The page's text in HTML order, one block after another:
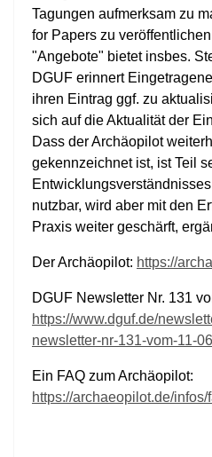
Tagungen aufmerksam zu
for Papers zu
"Angebote" bietet insbes.
DGUF erinnert
ihren Eintrag ggf. zu
sich auf die Aktualität der
Dass der Archäopilot
gekennzeichnet ist, ist Teil
nutzbar, wird aber mit den
Praxis weiter geschärft,
Der Archäopilot: https://
DGUF Newsletter Nr. 131
https://www.dguf.de/
newsletter-nr-131-vom-11-
Ein FAQ zum Archäopilot:
https://archaeopilot.de/infos/